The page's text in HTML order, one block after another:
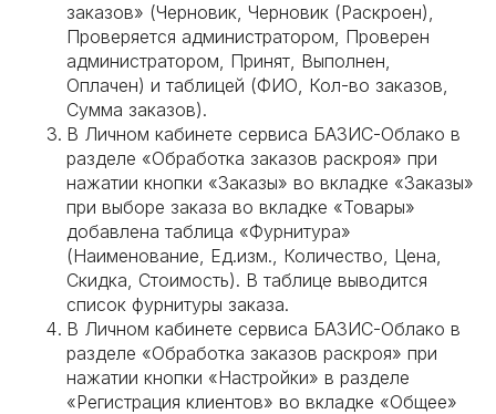
заказов» (Черновик, Черновик (Раскроен),
Проверяется администратором, Проверен
администратором, Принят, Выполнен,
Оплачен) и таблицей (ФИО, Кол-во заказов,
Сумма заказов).
В Личном кабинете сервиса БАЗИС-Облако в
разделе «Обработка заказов раскроя» при
нажатии кнопки «Заказы» во вкладке «Заказы»
при выборе заказа во вкладке «Товары»
добавлена таблица «Фурнитура»
(Наименование, Ед.изм., Количество, Цена,
Скидка, Стоимость). В таблице выводится
список фурнитуры заказа.
В Личном кабинете сервиса БАЗИС-Облако в
разделе «Обработка заказов раскроя» при
нажатии кнопки «Настройки» в разделе
«Регистрация клиентов» во вкладке «Общее»